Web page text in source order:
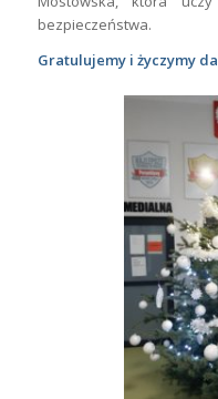
bezpieczeństwa.
Gratulujemy i życzymy